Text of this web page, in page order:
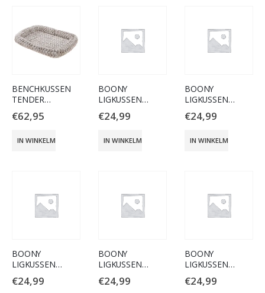
BENCHKUSSEN
TENDER
91X58X5CM
€62,95
IN WINKELMAND
BOONY
LIGKUSSEN
SLEEPWELL
ANTRAC.100X70C
€24,99
IN WINKELMAND
BOONY
LIGKUSSEN
SLEEPWELL
BRUIN 100X70CM
€24,99
IN WINKELMAND
BOONY
LIGKUSSEN
SLEEPWELL GEEL
100X70CM
€24,99
BOONY
LIGKUSSEN
SLEEPWELL GRIJS
100X70CM
€24,99
BOONY
LIGKUSSEN
SLEEPWELL
GROEN
€24,99